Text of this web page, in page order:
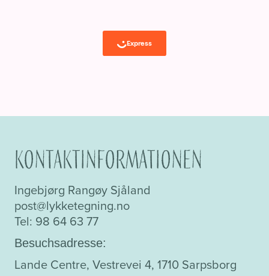
Kontaktinformationen
Ingebjørg Rangøy Sjåland
post@lykketegning.no
Tel: 98 64 63 77
Besuchsadresse:
Lande Centre, Vestrevei 4, 1710 Sarpsborg